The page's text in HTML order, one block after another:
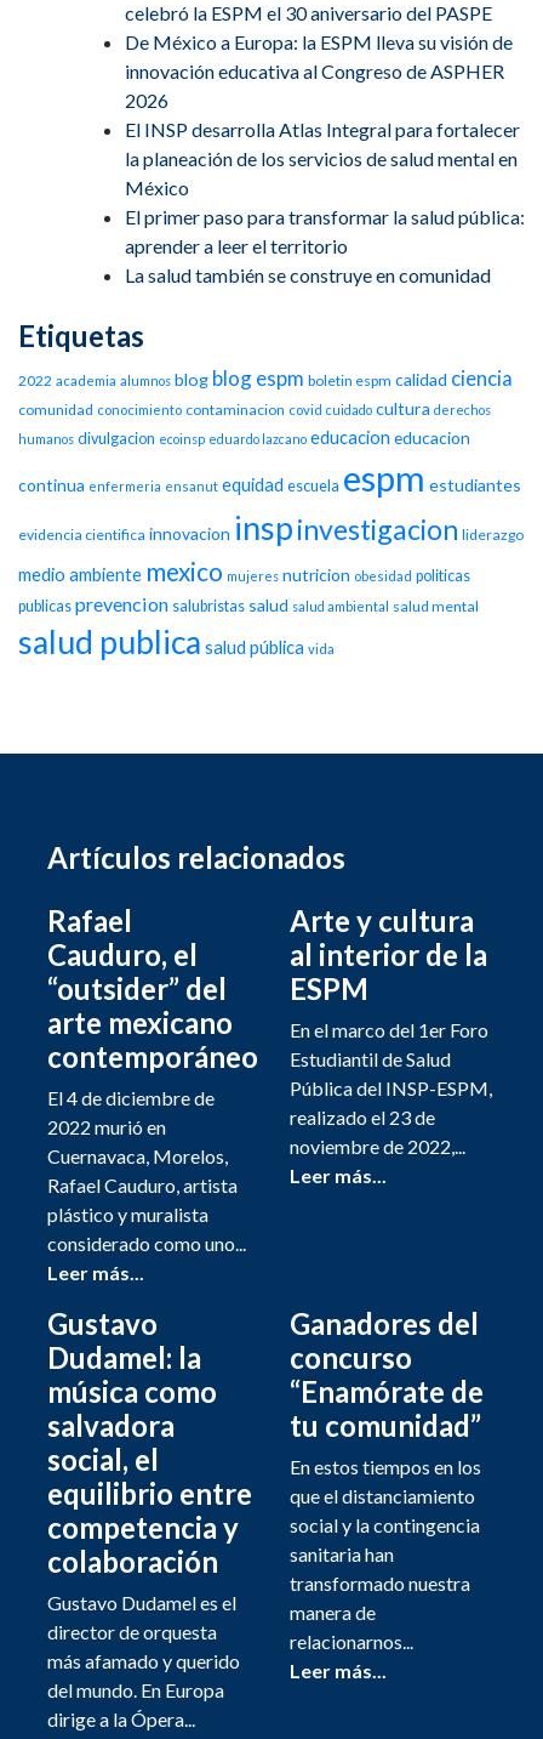
celebró la ESPM el 30 aniversario del PASPE
De México a Europa: la ESPM lleva su visión de
innovación educativa al Congreso de ASPHER
2026
El INSP desarrolla Atlas Integral para fortalecer
la planeación de los servicios de salud mental en
México
El primer paso para transformar la salud pública:
aprender a leer el territorio
La salud también se construye en comunidad
Etiquetas
2022 academia alumnos blog blog espm boletin espm calidad ciencia
comunidad conocimiento contaminacion covid cuidado cultura derechos
humanos divulgacion ecoinsp eduardo lazcano educacion educacion
continua enfermeria ensanut equidad escuela espm estudiantes
evidencia cientifica innovacion inspinvestigacion liderazgo
medio ambiente mexico mujeres nutricion obesidad politicas
publicas prevencion salubristas salud salud ambiental salud mental
salud publica salud pública vida
Artículos relacionados
Rafael
Cauduro, el
“outsider” del
arte mexicano
contemporáneo
El 4 de diciembre de
2022 murió en
Cuernavaca, Morelos,
Rafael Cauduro, artista
plástico y muralista
considerado como uno...
Leer más...
Arte y cultura
al interior de la
ESPM
En el marco del 1er Foro
Estudiantil de Salud
Pública del INSP-ESPM,
realizado el 23 de
noviembre de 2022,...
Leer más...
Gustavo
Dudamel: la
música como
salvadora
social, el
equilibrio entre
competencia y
colaboración
Gustavo Dudamel es el
director de orquesta
más afamado y querido
del mundo. En Europa
dirige a la Ópera...
Ganadores del
concurso
“Enamórate de
tu comunidad”
En estos tiempos en los
que el distanciamiento
social y la contingencia
sanitaria han
transformado nuestra
manera de
relacionarnos...
Leer más...